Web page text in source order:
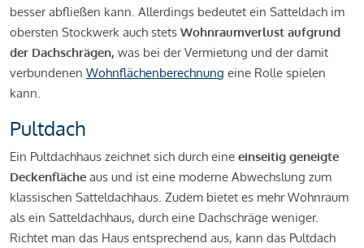
besser abfließen kann. Allerdings bedeutet ein Satteldach im
obersten Stockwerk auch stets Wohnraumverlust aufgrund
der Dachschrägen, was bei der Vermietung und der damit
verbundenen Wohnflächenberechnung eine Rolle spielen
kann.
Pultdach
Ein Pultdachhaus zeichnet sich durch eine einseitig geneigte
Deckenfläche aus und ist eine moderne Abwechslung zum
klassischen Satteldachhaus. Zudem bietet es mehr Wohnraum
als ein Satteldachhaus, durch eine Dachschräge weniger.
Richtet man das Haus entsprechend aus, kann das Pultdach